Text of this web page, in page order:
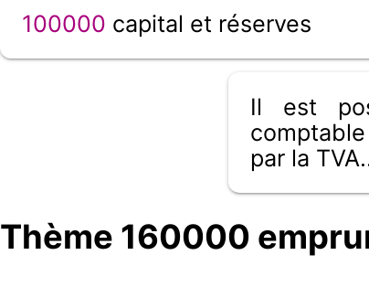
100000 capital et réserves
Il est
par la
Thème 160000